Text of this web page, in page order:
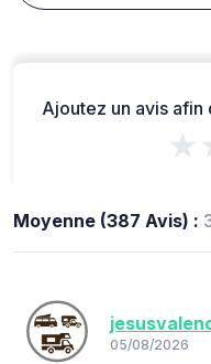
Ajoutez un avis afin
Moyenne (387 Avis) :
05/08/2026